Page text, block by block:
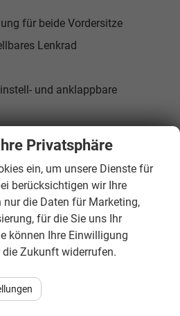
für beide Vordersitze
Lenkrad
und anklappbare
und Beifahrer mit Spiegeln
und
Privatsphäre
ein, um unsere Dienste für
berücksichtigen wir Ihre
die Daten für Marketing,
für die Sie uns Ihr
können Ihre Einwilligung
Zukunft widerrufen.